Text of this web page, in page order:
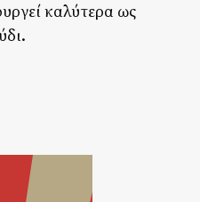
καλύτερα ως